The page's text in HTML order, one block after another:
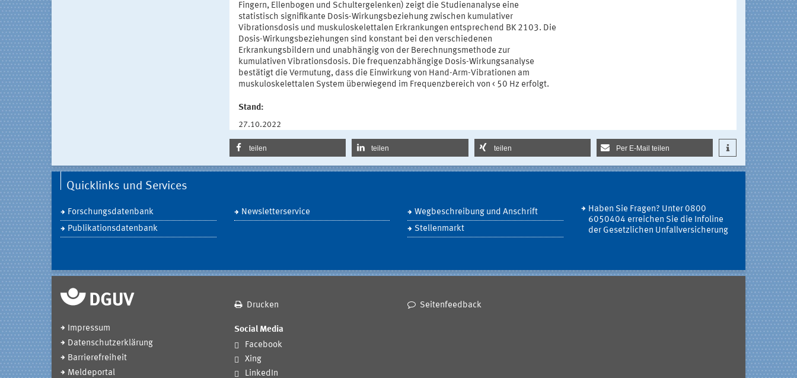
Fingern, Ellenbogen und Schultergelenken) zeigt die Studienanalyse eine
statistisch signifikante Dosis-Wirkungsbeziehung zwischen kumulativer
Vibrationsdosis und muskuloskelettalen Erkrankungen entsprechend BK 2103. Die
Dosis-Wirkungsbeziehungen sind konstant bei den verschiedenen
Erkrankungsbildern und unabhängig von der Berechnungsmethode zur
kumulativen Vibrationsdosis. Die frequenzabhängige Dosis-Wirkungsanalyse
bestätigt die Vermutung, dass die Einwirkung von Hand-Arm-Vibrationen am
muskuloskelettalen System überwiegend im Frequenzbereich von < 50 Hz erfolgt.
Stand:
27.10.2022
teilen teilen teilen Per E-Mail teilen
Quicklinks und Services
Forschungsdatenbank
Publikationsdatenbank
Newsletterservice
Wegbeschreibung und Anschrift
Stellenmarkt
Haben Sie Fragen? Unter 0800
6050404 erreichen Sie die Infoline
der Gesetzlichen Unfallversicherung
Drucken Seitenfeedback
Impressum
Datenschutzerklärung
Barrierefreiheit
Meldeportal
Social Media
Facebook
Xing
LinkedIn